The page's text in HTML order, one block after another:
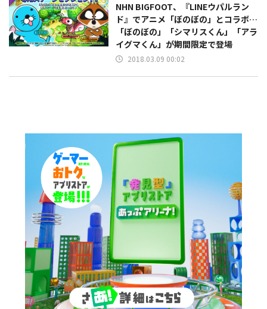
NHN BIGFOOT、『LINEウパルラン
ド』でアニメ「ぼのぼの」とコラボ…
「ぼのぼの」「シマリスくん」「アラ
イグマくん」が期間限定で登場
2018.03.09 00:02